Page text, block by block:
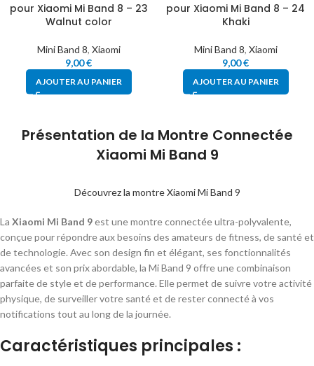
pour Xiaomi Mi Band 8 – 23
Walnut color
Mini Band 8, Xiaomi
9,00€
AJOUTER AU PANIER
pour Xiaomi Mi Band 8 – 24
Khaki
Mini Band 8, Xiaomi
9,00€
AJOUTER AU PANIER
Présentation de la Montre Connectée
Xiaomi Mi Band 9
Découvrez la montre Xiaomi Mi Band 9
La Xiaomi Mi Band 9est une montre connectée ultra-polyvalente,
conçue pour répondre aux besoins des amateurs de fitness, de santé et
de technologie. Avec son design fin et élégant, ses fonctionnalités
avancées et son prix abordable, la Mi Band 9 offre une combinaison
parfaite de style et de performance. Elle permet de suivre votre activité
physique, de surveiller votre santé et de rester connecté à vos
notifications tout au long de la journée.
Caractéristiques principales :